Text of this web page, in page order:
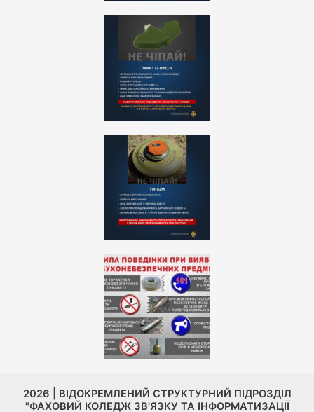
2026 | ВІДОКРЕМЛЕНИЙ СТРУКТУРНИЙ ПІДРОЗДІЛ
"ФАХОВИЙ КОЛЕДЖ ЗВ'ЯЗКУ ТА ІНФОРМАТИЗАЦІЇ